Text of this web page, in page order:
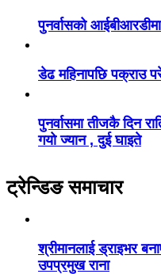
पुनर्वासको
डेढ महिनापछि पक्राउ परे
पुनर्वासमा तीजकै दिन
गयो ज्यान , दुई घाइते
ट्रेन्डिङ समाचार
श्रीमानलाई ड्राइभर
उपप्रमुख राना